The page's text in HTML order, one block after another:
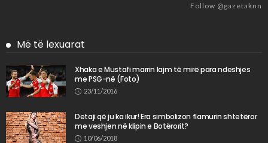
Follow @gazetaknn
Më të lexuarat
Xhaka e Mustafi marrin lajm të mirë para ndeshjes
me PSG-në (Foto)
23/11/2016
Detaji që ju ka ikur! Era simbolizon flamurin shtetëror
me veshjen në klipin e Botërorit?
10/06/2018